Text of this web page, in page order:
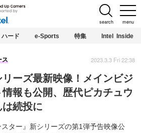
menu
search
ハード e-Sports 特集 Intel Inside
リーズ最新映像！メインビジ
報も公開、歴代ピカチュウ
続投に
ター』新シリーズの第1弾予告映像公
ス 2023.3.3 Fri 22:38